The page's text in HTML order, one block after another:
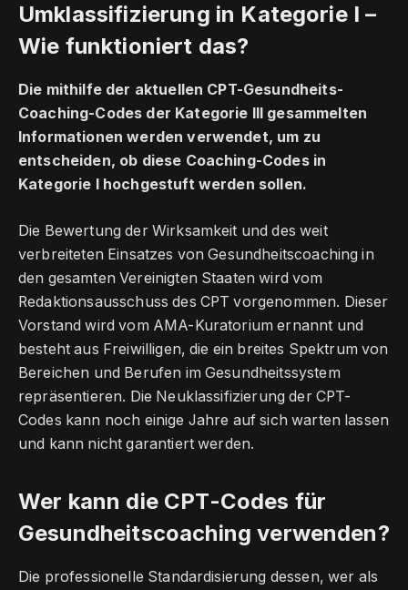
Umklassifizierung in Kategorie I –
Wie funktioniert das?
Die mithilfe der aktuellen CPT-Gesundheits-
Coaching-Codes der Kategorie III gesammelten
Informationen werden verwendet, um zu
entscheiden, ob diese Coaching-Codes in
Kategorie I hochgestuft werden sollen.
Die Bewertung der Wirksamkeit und des weit
verbreiteten Einsatzes von Gesundheitscoaching in
den gesamten Vereinigten Staaten wird vom
Redaktionsausschuss des CPT vorgenommen. Dieser
Vorstand wird vom AMA-Kuratorium ernannt und
besteht aus Freiwilligen, die ein breites Spektrum von
Bereichen und Berufen im Gesundheitssystem
repräsentieren. Die Neuklassifizierung der CPT-
Codes kann noch einige Jahre auf sich warten lassen
und kann nicht garantiert werden.
Wer kann die CPT-Codes für
Gesundheitscoaching verwenden?
Die professionelle Standardisierung dessen, wer als